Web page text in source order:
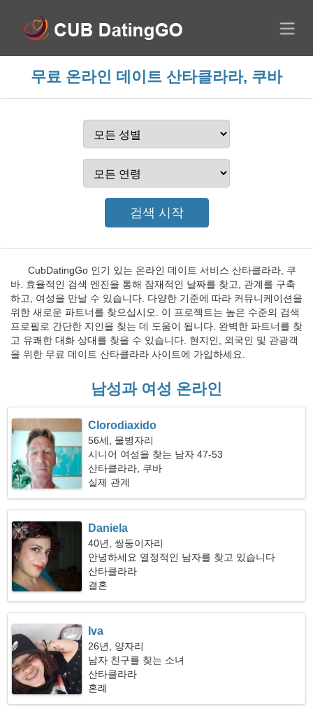
무료 온라인 데이트 산타클라라, 쿠바
CubDatingGo 인기 있는 온라인 데이트 서비스 산타클라라, 쿠
바. 효율적인 검색 엔진을 통해 잠재적인 날짜를 찾고, 관계를 구축
하고, 여성을 만날 수 있습니다. 다양한 기준에 따라 커뮤니케이션을
위한 새로운 파트너를 찾으십시오. 이 프로젝트는 높은 수준의 검색
프로필로 간단한 지인을 찾는 데 도움이 됩니다. 완벽한 파트너를 찾
고 유쾌한 대화 상대를 찾을 수 있습니다. 현지인, 외국인 및 관광객
을 위한 무료 데이트 산타클라라 사이트에 가입하세요.
남성과 여성 온라인
Clorodiaxido
56세, 물병자리
시니어 여성을 찾는 남자 47-53
산타클라라, 쿠바
실제 관계
Daniela
40년, 쌍둥이자리
안녕하세요 열정적인 남자를 찾고 있습니다
산타클라라
결혼
Iva
26년, 양자리
남자 친구를 찾는 소녀
산타클라라
혼례